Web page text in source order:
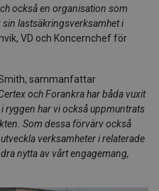
också en organisation som
lastsäkringsverksamhet i
VD och Koncernchef för
sammanfattar
och Forankra har båda vuxit
ryggen har vi också uppmuntrats
Som dessa förvärv också
verksamheter i relaterade
nytta av vårt engagemang,